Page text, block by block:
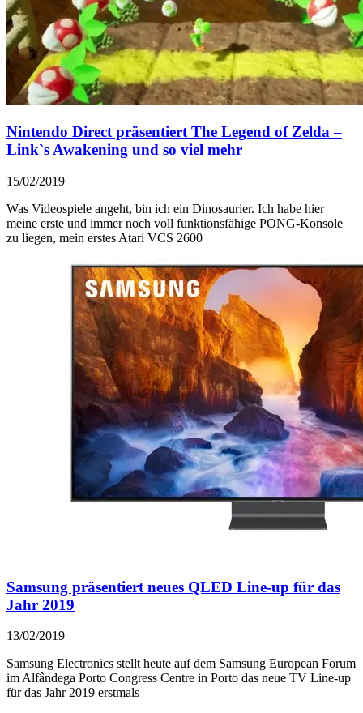
Nintendo Direct präsentiert The Legend of Zelda –
Link`s Awakening und so viel mehr
15/02/2019
Was Videospiele angeht, bin ich ein Dinosaurier. Ich habe hier
meine erste und immer noch voll funktionsfähige PONG-Konsole
zu liegen, mein erstes Atari VCS 2600
Samsung präsentiert neues QLED Line-up für das
Jahr 2019
13/02/2019
Samsung Electronics stellt heute auf dem Samsung European Forum
im Alfândega Porto Congress Centre in Porto das neue TV Line-up
für das Jahr 2019 erstmals